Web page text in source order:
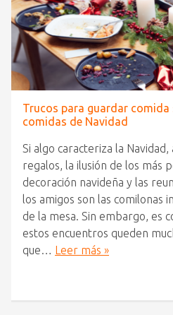
Trucos para guardar comida
comidas de Navidad
Si algo caracteriza la Navidad,
regalos, la ilusión de los más
decoración navideña y las
los amigos son las
de la mesa. Sin embargo, es
estos encuentros queden
que… Leer más »